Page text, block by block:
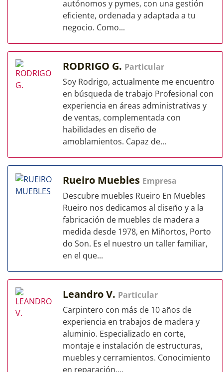
autónomos y pymes, con una gestión
eficiente, ordenada y adaptada a tu
negocio. Como...
RODRIGO G. Particular
Soy Rodrigo, actualmente me encuentro
en búsqueda de trabajo Profesional con
experiencia en áreas administrativas y
de ventas, complementada con
habilidades en diseño de
amoblamientos. Capaz de...
Rueiro Muebles Empresa
Descubre muebles Rueiro En Muebles
Rueiro nos dedicamos al diseño y a la
fabricación de muebles de madera a
medida desde 1978, en Miñortos, Porto
do Son. Es el nuestro un taller familiar,
en el que...
Leandro V. Particular
Carpintero con más de 10 años de
experiencia en trabajos de madera y
aluminio. Especializado en corte,
montaje e instalación de estructuras,
muebles y cerramientos. Conocimiento
en reparación,...